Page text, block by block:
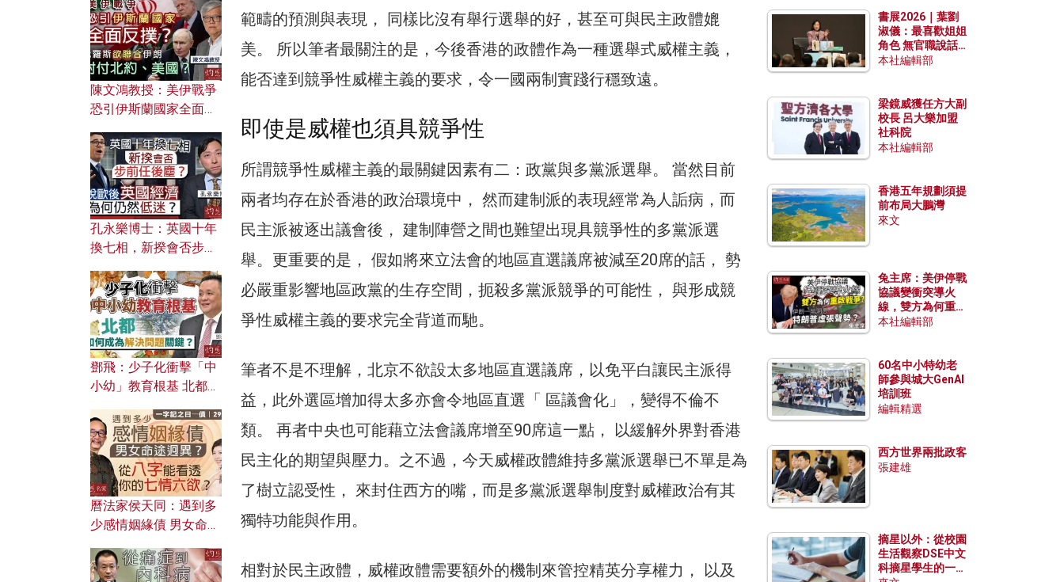
範疇的預測與表現， 同樣比沒有舉行選舉的好，甚至可與民主政體媲
美。 所以筆者最關注的是，今後香港的政體作為一種選舉式威權主義，
能否達到競爭性威權主義的要求，令一國兩制實踐行穩致遠。
即使是威權也須具競爭性
所謂競爭性威權主義的最關鍵因素有二：政黨與多黨派選舉。 當然目前
兩者均存在於香港的政治環境中， 然而建制派的表現經常為人詬病，而
民主派被逐出議會後， 建制陣營之間也難望出現具競爭性的多黨派選
舉。更重要的是， 假如將來立法會的地區直選議席被減至20席的話， 勢
必嚴重影響地區政黨的生存空間，扼殺多黨派競爭的可能性， 與形成競
爭性威權主義的要求完全背道而馳。
筆者不是不理解，北京不欲設太多地區直選議席，以免平白讓民主派得
益，此外選區增加得太多亦會令地區直選「 區議會化」，變得不倫不
類。 再者中央也可能藉立法會議席增至90席這一點， 以緩解外界對香港
民主化的期望與壓力。之不過，今天威權政體維持多黨派選舉已不單是為
了樹立認受性， 來封住西方的嘴，而是多黨派選舉制度對威權政治有其
獨特功能與作用。
相對於民主政體，威權政體需要額外的機制來管控精英分享權力， 以及
文之美？ 日常寫作如何
應用？
陳文鴻教授：美伊戰爭
恐引伊斯蘭國家全面反
對付北約美國？
孔永樂博士：英國十年
換七相，新揆會否步前
濟為何仍然低迷？
鄧飛：少子化衝擊「中
小幼」教育根基 北都如
曆法家侯天同：遇到多
少感情姻緣債 男女命途
的七情六欲？
書展2026｜葉劉
淑儀：最喜歡姐姐
角色 無官職說話
包袱少
本社編輯部
梁鏡威獲任方大副
校長 呂大樂加盟
社科院
本社編輯部
香港五年規劃須提
前布局大鵬灣
來文
兔主席：美伊停戰
協議變衝突導火
線，雙方為何重啟
戰爭？伊朗一早洞
本社編輯部
60名中小特幼老
師參與城大GenAI
培訓班
編輯精選
西方世界兩批政客
張建雄
摘星以外：從校園
生活觀察DSE中文
科摘星學生的一點